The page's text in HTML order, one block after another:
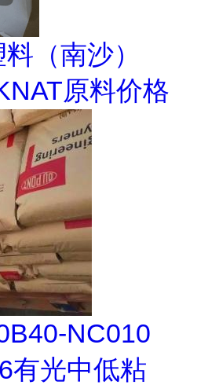
（南沙）
原料价格
NC010
有光中低粘